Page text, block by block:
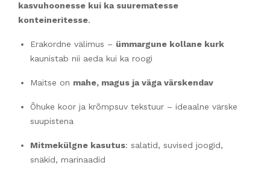
kasvuhoonesse kui ka suurematesse
konteineritesse.
Erakordne välimus – ümmargune kollane kurk
kaunistab nii aeda kui ka roogi
Maitse on mahe, magus ja väga värskendav
Õhuke koor ja krõmpsuv tekstuur – ideaalne värske
suupistena
Mitmekülgne kasutus: salatid, suvised joogid,
snäkid, marinaadid